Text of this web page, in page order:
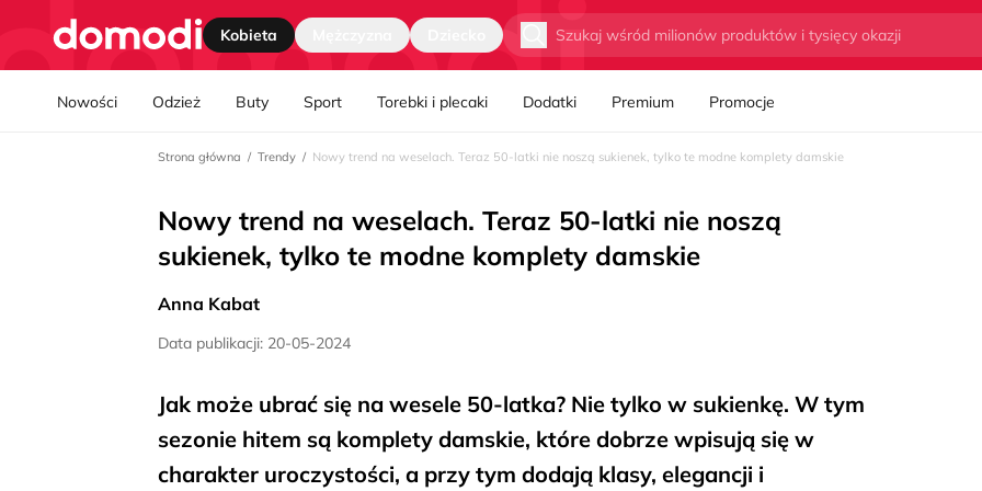
Nawgiacja kategorii
Strona główna Kobieta Wyszukaj
Nowości Odzież Buty Sport Torebki i plecaki Dodatki Premium Promocje
Strona główna Trendy Nowy trend na weselach. Teraz 50-latki nie noszą sukienek, tylko te modne komplety damskie
Nowy trend na weselach. Teraz 50-latki nie noszą
sukienek, tylko te modne komplety damskie
Anna Kabat
Data publikacji: 20-05-2024
Jak może ubrać się na wesele 50-latka? Nie tylko w sukienkę. W tym
sezonie hitem są komplety damskie, które dobrze wpisują się w
charakter uroczystości, a przy tym dodają klasy, elegancji i